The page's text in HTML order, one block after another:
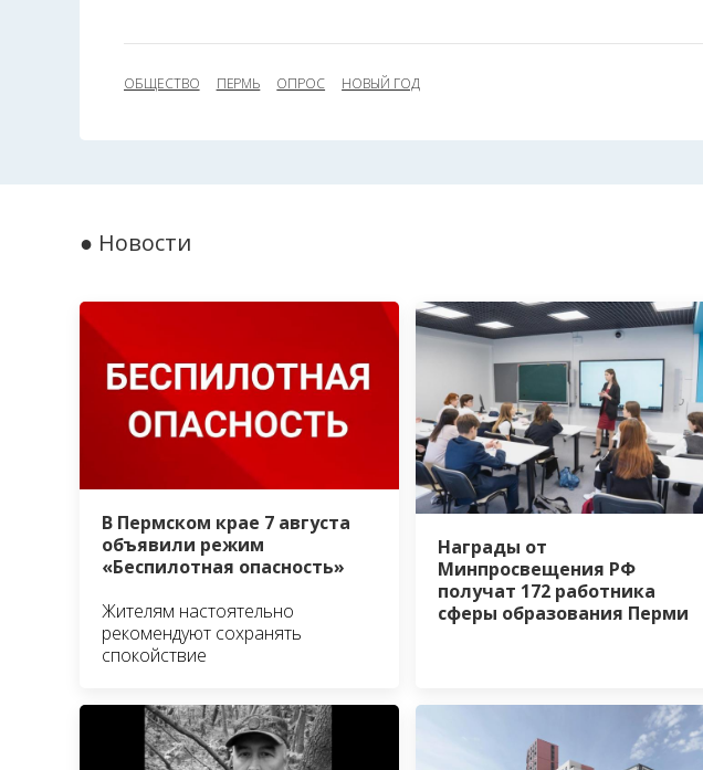
ОБЩЕСТВО ПЕРМЬ ОПРОС НОВЫЙ ГОД
● Новости
В Пермском крае 7 августа
объявили режим
«Беспилотная опасность»
Жителям настоятельно
рекомендуют сохранять
спокойствие
Награды от
Минпросвещения РФ
получат 172 работника
сферы образования Перми